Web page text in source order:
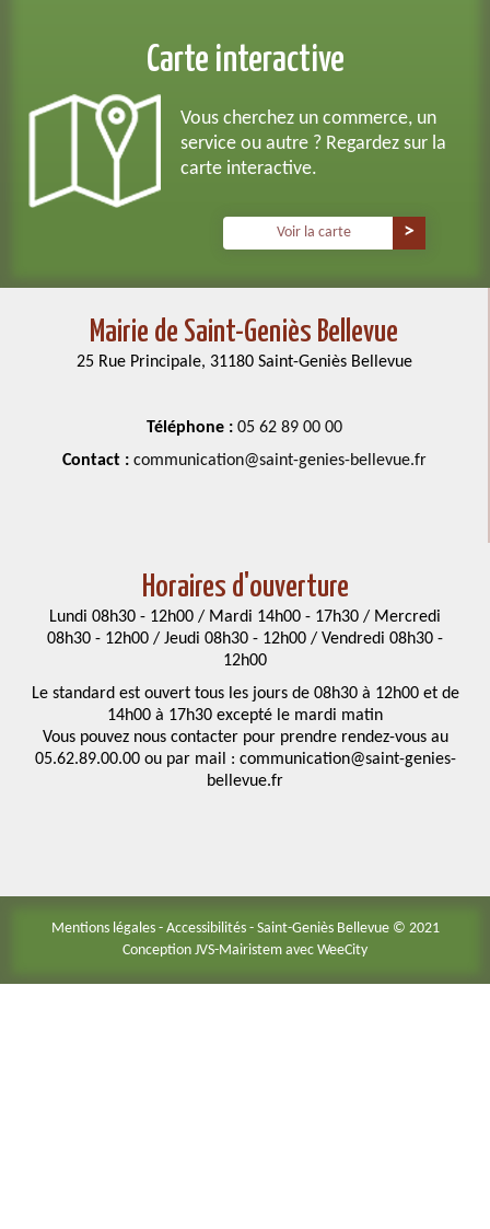
Carte interactive
Vous cherchez un commerce, un
service ou autre ? Regardez sur la
carte interactive.
Voir la carte
Mairie de Saint-Geniès Bellevue
25 Rue Principale, 31180 Saint-Geniès Bellevue
Téléphone : 05 62 89 00 00
Contact : communication@saint-genies-bellevue.fr
Horaires d'ouverture
Lundi 08h30 - 12h00 / Mardi 14h00 - 17h30 / Mercredi
08h30 - 12h00 / Jeudi 08h30 - 12h00 / Vendredi 08h30 -
12h00
Le standard est ouvert tous les jours de 08h30 à 12h00 et de
14h00 à 17h30 excepté le mardi matin
Vous pouvez nous contacter pour prendre rendez-vous au
05.62.89.00.00 ou par mail : communication@saint-genies-
bellevue.fr
Mentions légales - Accessibilités - Saint-Geniès Bellevue © 2021
Conception JVS-Mairistem avec WeeCity